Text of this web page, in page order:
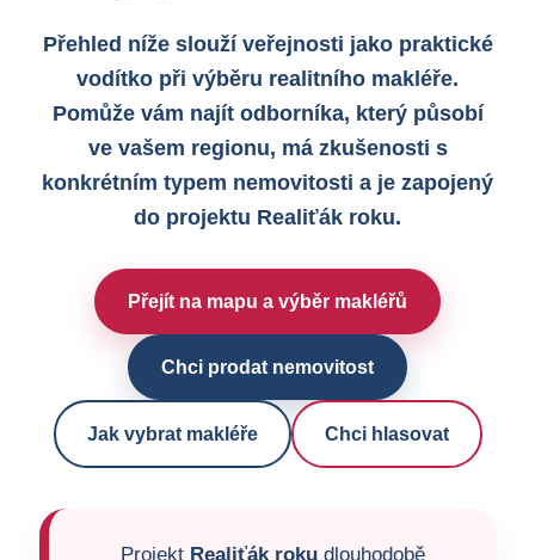
Přehled níže slouží veřejnosti jako praktické
vodítko při výběru realitního makléře.
Pomůže vám najít odborníka, který působí
ve vašem regionu, má zkušenosti s
konkrétním typem nemovitosti a je zapojený
do projektu Realiťák roku.
Přejít na mapu a výběr makléřů
Chci prodat nemovitost
Jak vybrat makléře Chci hlasovat
Projekt Realiťák rokudlouhodobě